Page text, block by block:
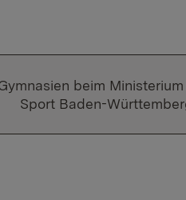
beim
Sport Baden-